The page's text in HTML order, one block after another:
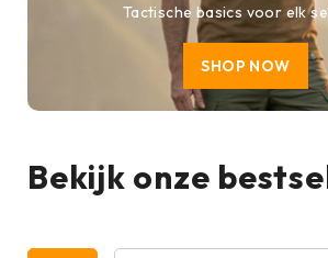
Tactische basics voor elk
SHOP NOW
Bekijk onze